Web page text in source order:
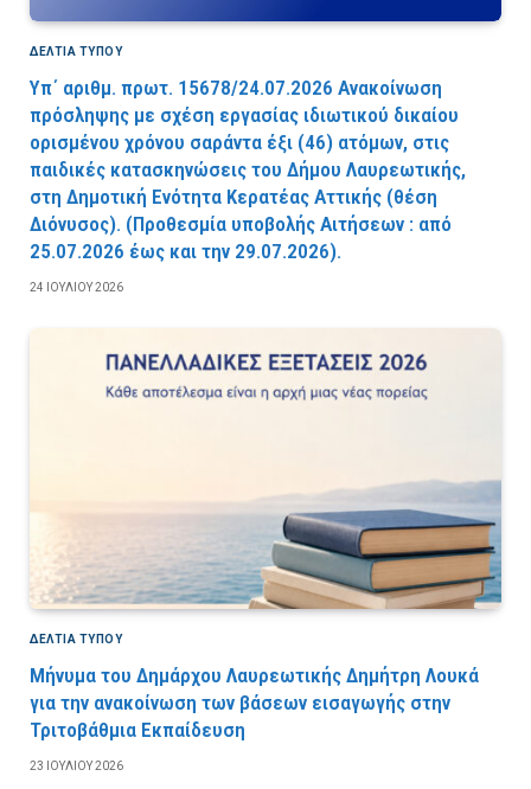
ΔΕΛΤΙΑ ΤΥΠΟΥ
Υπ΄ αριθμ. πρωτ. 15678/24.07.2026 Ανακοίνωση
πρόσληψης με σχέση εργασίας ιδιωτικού δικαίου
ορισμένου χρόνου σαράντα έξι (46) ατόμων, στις
παιδικές κατασκηνώσεις του Δήμου Λαυρεωτικής,
στη Δημοτική Ενότητα Κερατέας Αττικής (θέση
Διόνυσος). (Προθεσμία υποβολής Αιτήσεων : από
25.07.2026 έως και την 29.07.2026).
24 ΙΟΥΛΊΟΥ 2026
ΔΕΛΤΙΑ ΤΥΠΟΥ
Μήνυμα του Δημάρχου Λαυρεωτικής Δημήτρη Λουκά
για την ανακοίνωση των βάσεων εισαγωγής στην
Τριτοβάθμια Εκπαίδευση
23 ΙΟΥΛΊΟΥ 2026